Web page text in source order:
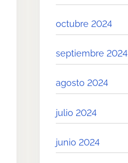
octubre 2024
septiembre 2024
agosto 2024
julio 2024
junio 2024